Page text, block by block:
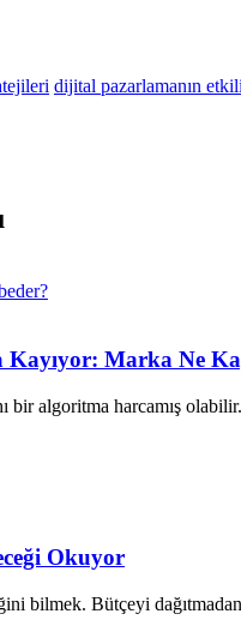
dijital pazarlamanın
Kayıyor: Marka Ne
bir algoritma harcamış
Okuyor
bilmek. Bütçeyi